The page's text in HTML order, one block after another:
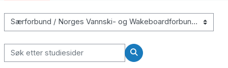
Kurskategoriar
Søk etter studiesider
Søk etter studiesider